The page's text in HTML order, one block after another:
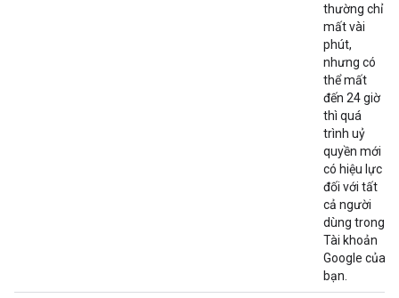
thường chỉ
mất vài
phút,
nhưng có
thể mất
đến 24 giờ
thì quá
trình uỷ
quyền mới
có hiệu lực
đối với tất
cả người
dùng trong
Tài khoản
Google của
bạn.